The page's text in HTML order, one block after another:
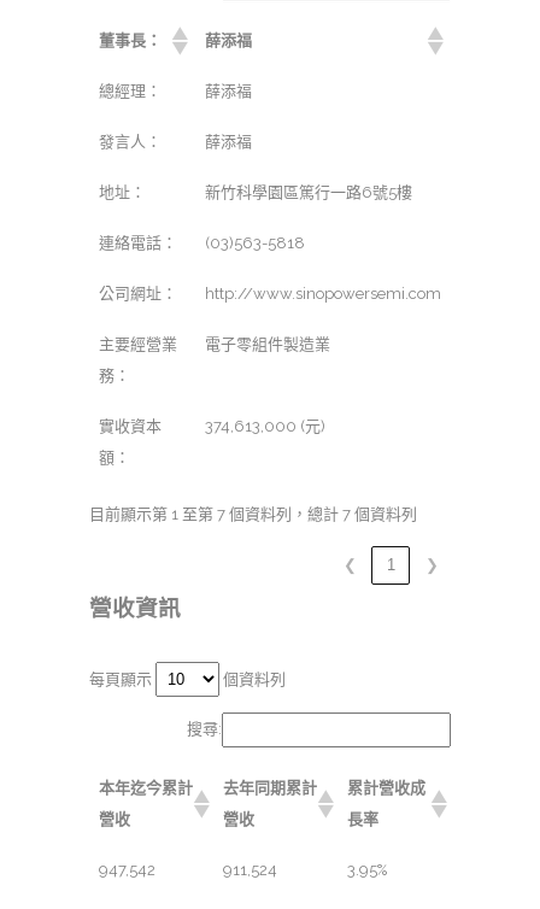
董事長： 薛添福
總經理： 薛添福
發言人： 薛添福
地址： 新竹科學園區篤行一路6號5樓
連絡電話： (03)563-5818
公司網址： http://www.sinopowersemi.com
主要經營業
務：
電子零組件製造業
實收資本
額：
374,613,000 (元)
目前顯示第 1 至第 7 個資料列，總計 7 個資料列
❮ 1 ❯
營收資訊
每頁顯示 個資料列
搜尋:
本年迄今累計
營收
去年同期累計
營收
累計營收成
長率
947,542 911,524 3.95%